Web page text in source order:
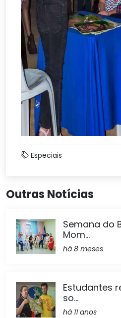
Especiais
Outras Notícias
Semana do
Mom...
há 8 meses
Estudantes
so...
há 11 anos